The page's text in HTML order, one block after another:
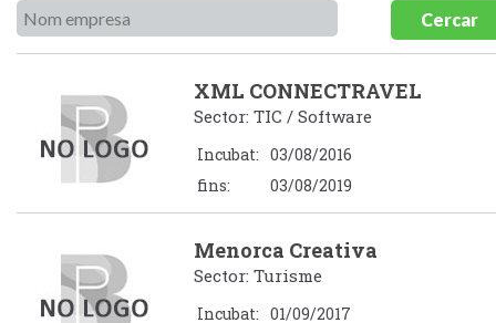
Cercar
XML CONNECTRAVEL
Sector: TIC / Software
Incubat: 03/08/2016
fins:
03/08/2019
Menorca Creativa
Sector: Turisme
Incubat: 01/09/2017